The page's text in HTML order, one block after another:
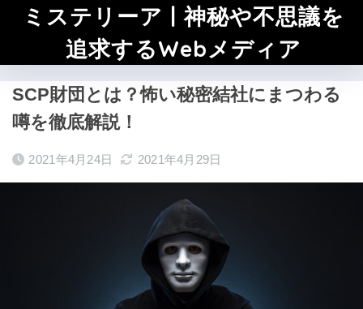
ミステリーア | 神秘や不思議を
追求するWebメディア
SCP財団とは？怖い秘密結社にまつわる
噂を徹底解説！
2021年4月24日 2021年4月29日